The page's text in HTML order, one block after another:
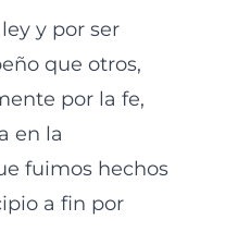
y por ser
que otros,
por la fe,
en la
fuimos hechos
a fin por